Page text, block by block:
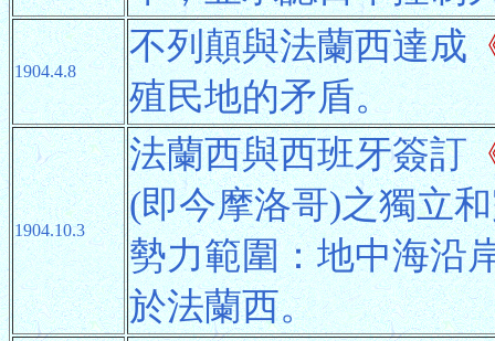
1904.4.8
不列顛與法蘭西達成
殖民地的矛盾。
1904.10.3
法蘭西與西班牙簽訂
(即今摩洛哥)之獨立
勢力範圍：地中海沿
於法蘭西。